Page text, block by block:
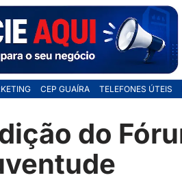
CEP GUAÍRA TELEFONES ÚTEIS
do